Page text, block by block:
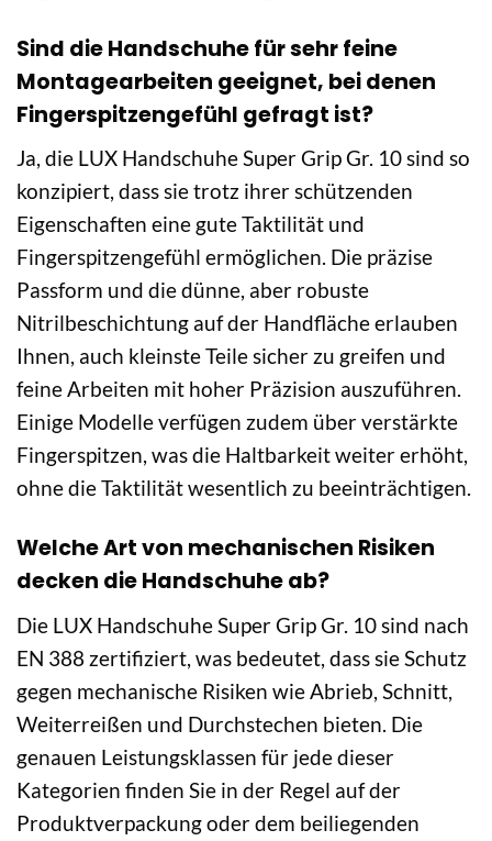
Sind die Handschuhe für sehr feine
Montagearbeiten geeignet, bei denen
Fingerspitzengefühl gefragt ist?
Ja, die LUX Handschuhe Super Grip Gr. 10 sind so
konzipiert, dass sie trotz ihrer schützenden
Eigenschaften eine gute Taktilität und
Fingerspitzengefühl ermöglichen. Die präzise
Passform und die dünne, aber robuste
Nitrilbeschichtung auf der Handfläche erlauben
Ihnen, auch kleinste Teile sicher zu greifen und
feine Arbeiten mit hoher Präzision auszuführen.
Einige Modelle verfügen zudem über verstärkte
Fingerspitzen, was die Haltbarkeit weiter erhöht,
ohne die Taktilität wesentlich zu beeinträchtigen.
Welche Art von mechanischen Risiken
decken die Handschuhe ab?
Die LUX Handschuhe Super Grip Gr. 10 sind nach
EN 388 zertifiziert, was bedeutet, dass sie Schutz
gegen mechanische Risiken wie Abrieb, Schnitt,
Weiterreißen und Durchstechen bieten. Die
genauen Leistungsklassen für jede dieser
Kategorien finden Sie in der Regel auf der
Produktverpackung oder dem beiliegenden